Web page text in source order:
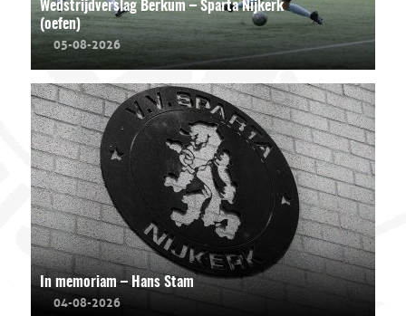
Wedstrijdverslag Berkum – Sparta Nijkerk
(oefen)
05-08-2026
In memoriam – Hans Stam
04-08-2026